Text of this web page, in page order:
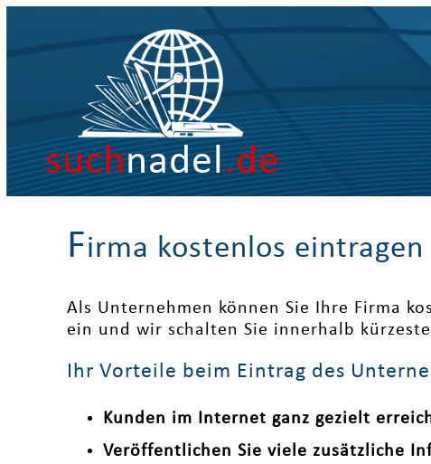
suchnadel.de
Firma kostenlos eintragen
Als Unternehmen können Sie Ihre Firma
ein und wir schalten Sie innerhalb
Ihr Vorteile beim Eintrag des
Kunden im Internet ganz gezielt
Veröffentlichen Sie viele zusätzliche